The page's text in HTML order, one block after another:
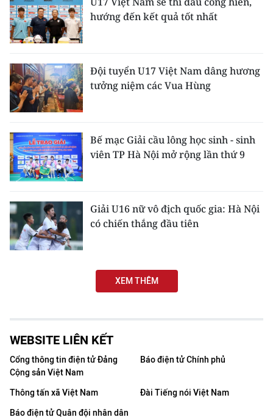
hướng đến kết quả tốt nhất
Đội tuyển U17 Việt Nam dâng hương
tưởng niệm các Vua Hùng
Bế mạc Giải cầu lông học sinh - sinh
viên TP Hà Nội mở rộng lần thứ 9
Giải U16 nữ vô địch quốc gia: Hà Nội
có chiến thắng đầu tiên
XEM THÊM
WEBSITE LIÊN KẾT
Cổng thông tin điện tử Đảng
Cộng sản Việt Nam
Báo điện tử Chính phủ
Thông tấn xã Việt Nam
Đài Tiếng nói Việt Nam
Báo điện tử Quân đội nhân dân